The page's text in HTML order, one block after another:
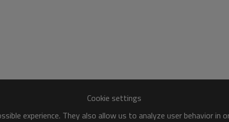
Cookie settings
experience. They also allow us to analyze user behavior